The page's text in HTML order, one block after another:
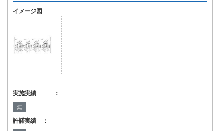
イメージ図
実施実績 ：
無
許諾実績 ：